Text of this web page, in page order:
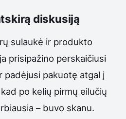
diskusiją
sulaukė ir produkto
prisipažino perskaičiusi
padėjusi pakuotę atgal į
po kelių pirmų eilučių
– buvo skanu.